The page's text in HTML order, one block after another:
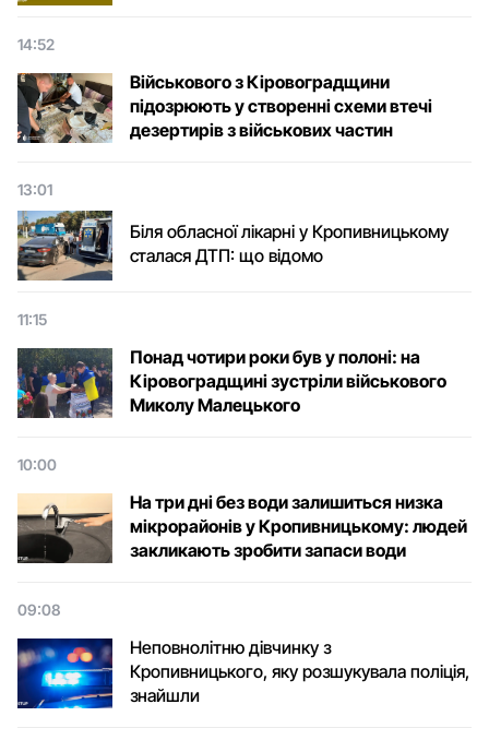
14:52
Військового з Кіровоградщини
підозрюють у створенні схеми втечі
дезертирів з військових частин
13:01
Біля обласної лікарні у Кропивницькому
сталася ДТП: що відомо
11:15
Понад чотири роки був у полоні: на
Кіровоградщині зустріли військового
Микoлу Малецькoгo
10:00
На три дні без води залишиться низка
мікрорайонів у Кропивницькому: людей
закликають зробити запаси води
09:08
Неповнолітню дівчинку з
Кропивницького, яку розшукувала поліція,
знайшли